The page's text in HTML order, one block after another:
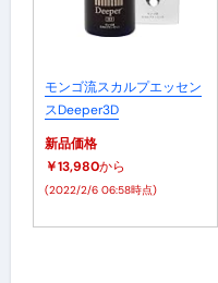
モンゴ流スカルプエッセン
スDeeper3D
新品価格
￥13,980から
(2022/2/6 06:58時点)